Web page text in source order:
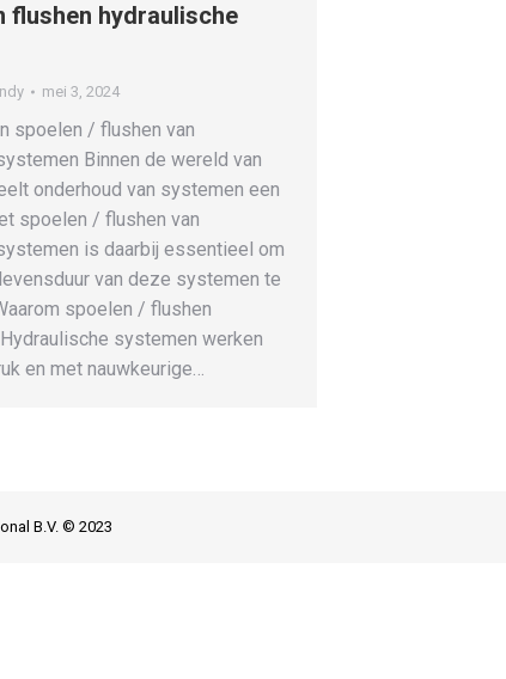
flushen hydraulische
mei 3, 2024
spoelen / flushen van
Binnen de wereld van
onderhoud van systemen een
spoelen / flushen van
is daarbij essentieel om
van deze systemen te
spoelen / flushen
systemen werken
en met nauwkeurige…
B.V. © 2023